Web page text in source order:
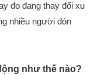
đo đang thay đổi xu
nhiều người đón
như thế nào?